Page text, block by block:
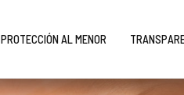
PROTECCIÓN AL MENOR